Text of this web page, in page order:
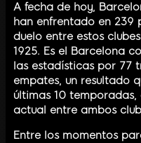
A fecha de hoy,
han enfrentado en 239
duelo entre estos
1925. Es el Barcelona
las estadísticas por 77
empates, un resultado
últimas 10
actual entre ambos
Entre los momentos